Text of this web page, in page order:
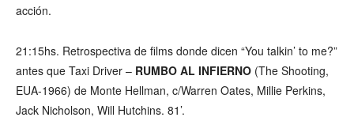
acción.
21:15hs. Retrospectiva de films donde dicen “You talkin’ to me?”
antes que Taxi Driver – RUMBO AL INFIERNO (The Shooting,
EUA-1966) de Monte Hellman, c/Warren Oates, Millie Perkins,
Jack Nicholson, Will Hutchins. 81’.